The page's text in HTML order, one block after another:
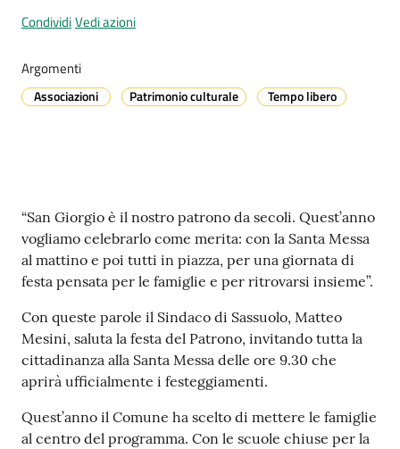
e
o
V
i
a
s
s
u
l
o
Tutti
gli
argomenti...
CondividiVedi azioni
Argomenti
Associazioni Patrimonio culturale Tempo libero
Contenuto
“San Giorgio è il nostro patrono da secoli. Quest’anno
vogliamo celebrarlo come merita: con la Santa Messa
al mattino e poi tutti in piazza, per una giornata di
festa pensata per le famiglie e per ritrovarsi insieme”.
Con queste parole il Sindaco di Sassuolo, Matteo
Mesini, saluta la festa del Patrono, invitando tutta la
cittadinanza alla Santa Messa delle ore 9.30 che
aprirà ufficialmente i festeggiamenti.
Quest’anno il Comune ha scelto di mettere le famiglie
al centro del programma. Con le scuole chiuse per la